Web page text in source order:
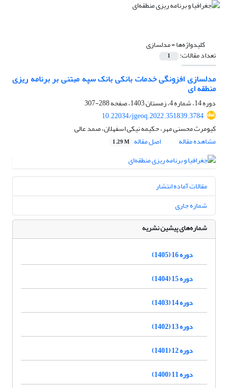
کلیدواژه‌ها =مدلسازی
تعداد مقالات: 1
مدلسازی افزونگی خدمات بانکی بانک سپه مبتنی بر برنامه ریزی
منطقه ای
دوره 14، شماره 4، زمستان 1403، صفحه
288-307
10.22034/jgeoq.2022.351839.3784
کیومرث محسنی مهر، حکیمه نیکی اسفهلان، صمد عالی
مشاهده مقاله
اصل مقاله 1.29 M
مقالات آماده انتشار
شماره جاری
شماره‌های پیشین نشریه
دوره 16 (1405)
دوره 15 (1404)
دوره 14 (1403)
دوره 13 (1402)
دوره 12 (1401)
دوره 11 (1400)